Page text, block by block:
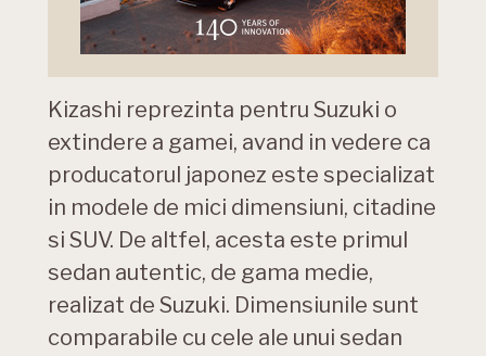
Kizashi reprezinta pentru Suzuki o
extindere a gamei, avand in vedere ca
producatorul japonez este specializat
in modele de mici dimensiuni, citadine
si SUV. De altfel, acesta este primul
sedan autentic, de gama medie,
realizat de Suzuki. Dimensiunile sunt
comparabile cu cele ale unui sedan